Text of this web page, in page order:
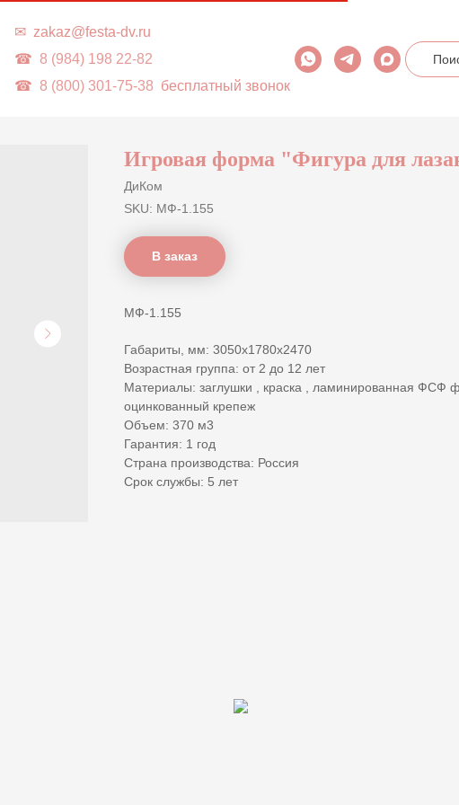
✉ zakaz@festa-dv.ru
☎ 8 (984) 198 22-82
☎ 8 (800) 301-75-38 бесплатный звонок
Игровая форма "Фигура для
ДиКом
SKU: МФ-1.155
В заказ
МФ-1.155
Габариты, мм: 3050x1780x2470
Возрастная группа: от 2 до 12 лет
Материалы: заглушки , краска , ламинированная ФСФ
оцинкованный крепеж
Объем: 370 м3
Гарантия: 1 год
Страна производства: Россия
Срок службы: 5 лет